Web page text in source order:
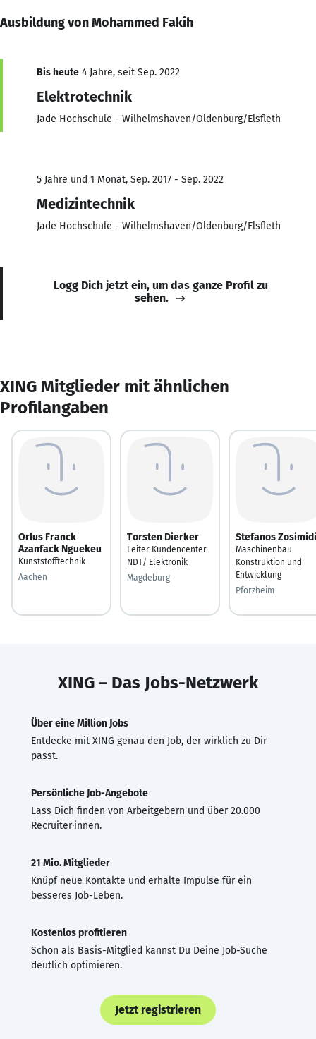
Ausbildung von Mohammed Fakih
Bis heute 4 Jahre, seit Sep. 2022
Elektrotechnik
Jade Hochschule - Wilhelmshaven/Oldenburg/Elsfleth
5 Jahre und 1 Monat, Sep. 2017 - Sep. 2022
Medizintechnik
Jade Hochschule - Wilhelmshaven/Oldenburg/Elsfleth
Logg Dich jetzt ein, um das ganze Profil zu
sehen.
XING Mitglieder mit ähnlichen
Profilangaben
Orlus Franck
Azanfack Nguekeu
Kunststofftechnik
Aachen
Torsten Dierker
Leiter Kundencenter
NDT/ Elektronik
Magdeburg
Stefanos
Maschinenbau
Konstruktion und
Entwicklung
Pforzheim
XING – Das Jobs-Netzwerk
Über eine Million Jobs
Entdecke mit XING genau den Job, der wirklich zu Dir
passt.
Persönliche Job-Angebote
Lass Dich finden von Arbeitgebern und über 20.000
Recruiter·innen.
21 Mio. Mitglieder
Knüpf neue Kontakte und erhalte Impulse für ein
besseres Job-Leben.
Kostenlos profitieren
Schon als Basis-Mitglied kannst Du Deine Job-Suche
deutlich optimieren.
Jetzt registrieren